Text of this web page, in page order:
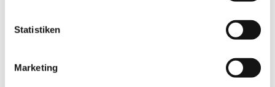
Statistiken
Marketing